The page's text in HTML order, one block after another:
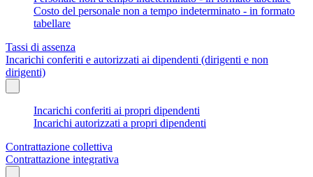
Costo del personale non a tempo indeterminato - in formato
tabellare
Tassi di assenza
Incarichi conferiti e autorizzati ai dipendenti (dirigenti e non
dirigenti)
Incarichi conferiti ai propri dipendenti
Incarichi autorizzati a propri dipendenti
Contrattazione collettiva
Contrattazione integrativa